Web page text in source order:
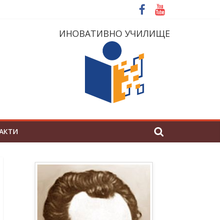
ИНОВАТИВНО УЧИЛИЩЕ